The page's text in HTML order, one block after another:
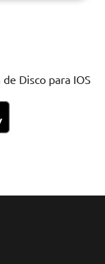
Disco para IOS